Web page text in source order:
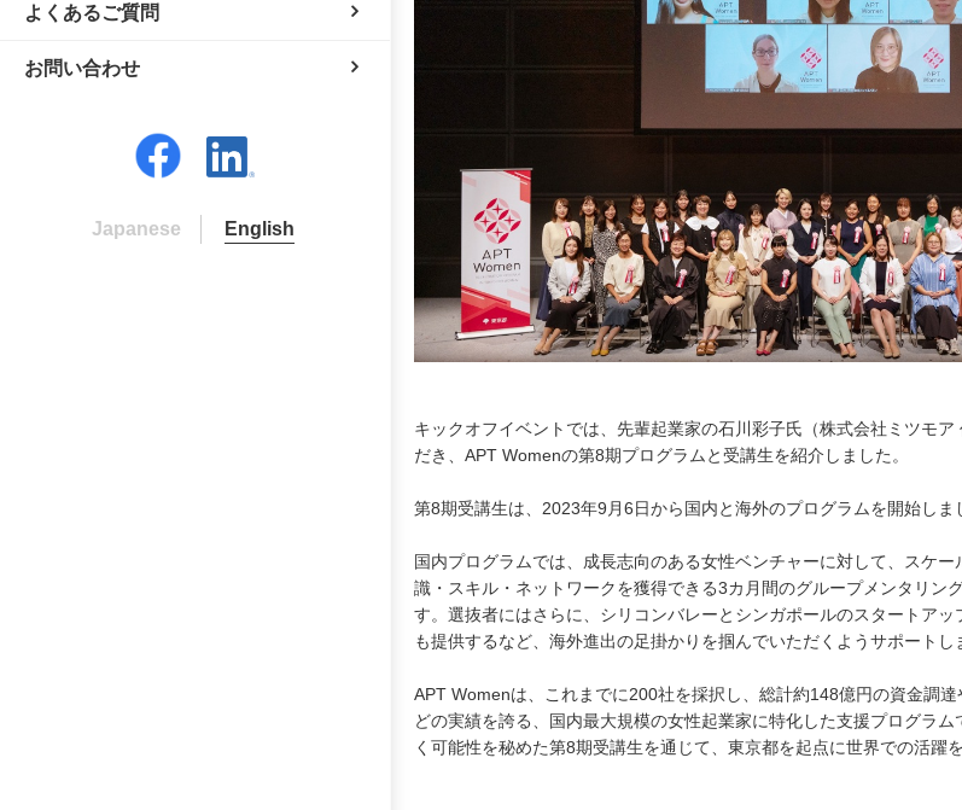
キックオフイベントでは、先輩起業家の石川彩子氏（株式会社ミツモ
だき、APT Womenの第8期プログラムと受講生を紹介しました。
第8期受講生は、2023年9月6日から国内と海外のプログラムを開始しま
国内プログラムでは、成長志向のある女性ベンチャーに対して、スケ
識・スキル・ネットワークを獲得できる3カ月間のグループメンタリン
す。選抜者にはさらに、シリコンバレーとシンガポールのスタートア
も提供するなど、海外進出の足掛かりを掴んでいただくようサポートし
APT Womenは、これまでに200社を採択し、総計約148億円の資金調
どの実績を誇る、国内最大規模の女性起業家に特化した支援プログラ
く可能性を秘めた第8期受講生を通じて、東京都を起点に世界での活躍
よくあるご質問
お問い合わせ
Japanese English